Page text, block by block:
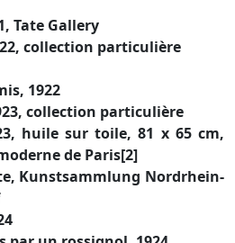
Tate Gallery
collection particulière
1922
collection particulière
huile sur toile, 81 x 65 cm,
de Paris[2]
Kunstsammlung Nordrhein-